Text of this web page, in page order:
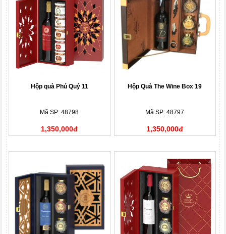
Hộp quà Phú Quý 11
Mã SP: 48798
1,350,000đ
Hộp Quà The Wine Box 19
Mã SP: 48797
1,350,000đ